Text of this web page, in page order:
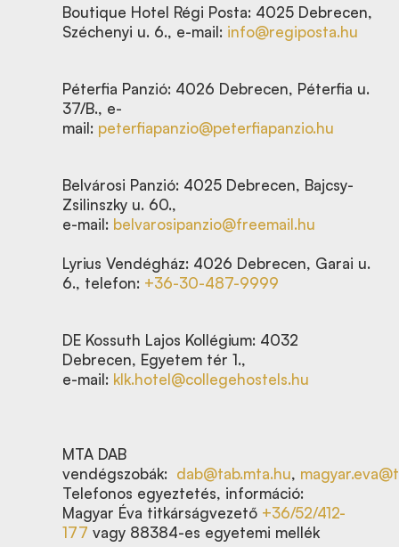
Boutique Hotel Régi Posta: 4025 Debrecen,
Széchenyi u. 6., e-mail: info@regiposta.hu
Péterfia Panzió: 4026 Debrecen, Péterfia u.
37/B., e-
mail: peterfiapanzio@peterfiapanzio.hu
Belvárosi Panzió: 4025 Debrecen, Bajcsy-
Zsilinszky u. 60.,
e-mail: belvarosipanzio@freemail.hu
Lyrius Vendégház: 4026 Debrecen, Garai u.
6., telefon: +36-30-487-9999
DE Kossuth Lajos Kollégium: 4032
Debrecen, Egyetem tér 1.,
e-mail: klk.hotel@collegehostels.hu
MTA DAB
vendégszobák: dab@tab.mta.hu,
Telefonos egyeztetés, információ:
Magyar Éva titkárságvezető +36/52/412-
177 vagy 88384-es egyetemi mellék